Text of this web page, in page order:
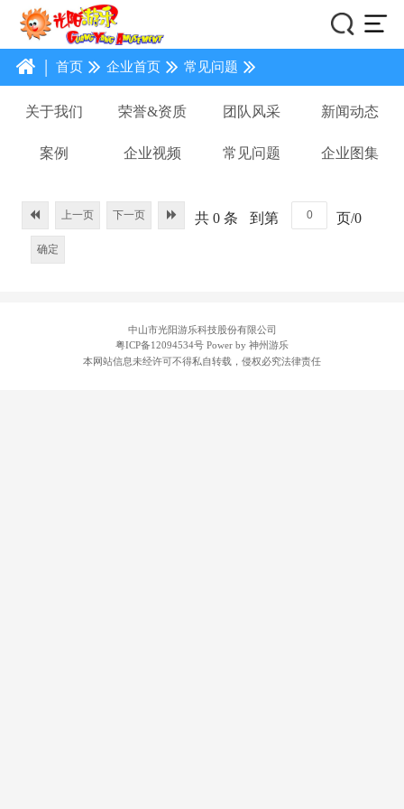
| 首页 企业首页 常见问题
关于我们 荣誉&资质 团队风采 新闻动态
案例 企业视频 常见问题 企业图集
上一页 下一页 共 0 条 到第 页/0
确定
中山市光阳游乐科技股份有限公司
粤ICP备12094534号 Power by 神州游乐
本网站信息未经许可不得私自转载，侵权必究法律责任